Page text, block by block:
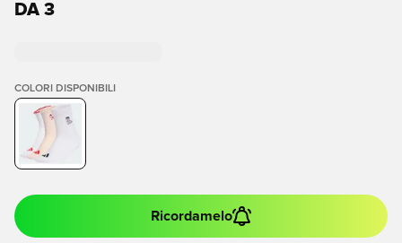
DA 3
COLORI DISPONIBILI
Ricordamelo